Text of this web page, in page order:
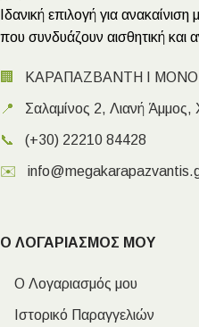
Ιδανική επιλογή για
που συνδυάζουν αισθητική και
🏢 ΚΑΡΑΠΑΖΒΑΝΤΗ Ι
📍 Σαλαμίνος 2, Λιανή
📞 (+30) 22210 84428
✉️
Ο ΛΟΓΑΡΙΑΣΜΟΣ ΜΟΥ
Ο Λογαριασμός μου
Ιστορικό Παραγγελιών